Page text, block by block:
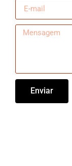
Enviar